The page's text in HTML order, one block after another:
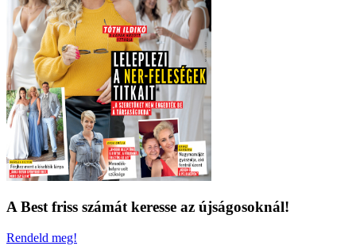
A Best friss számát keresse az újságosoknál!
Rendeld meg!